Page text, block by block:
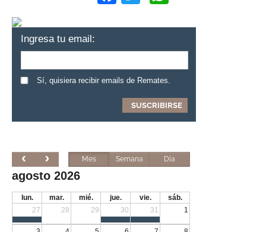
Ingresa tu email:
Sí, quisiera recibir emails de Remates.
Mes Semana Día
agosto 2026
lun. mar. mié. jue. vie.
sáb.
27
28 29 30 31 1